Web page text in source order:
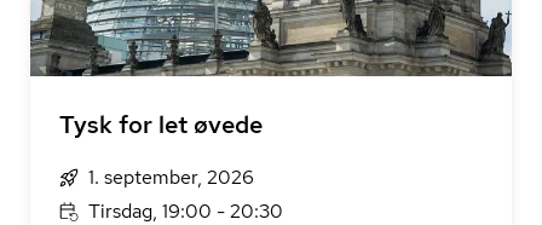
Tysk for let øvede
1. september, 2026
Tirsdag, 19:00 - 20:30